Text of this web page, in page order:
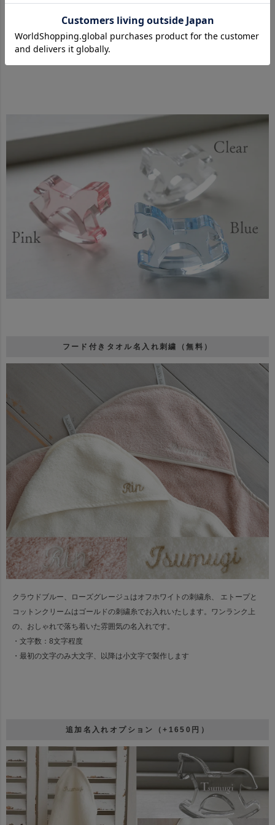
柔らかな光を含んだような、やさしいクリームカラー。どんな色とも合わせ
やすく、清潔感のあるナチュラルな印象です。
フード付きタオル名入れ刺繍（無料）
クラウドブルー、ローズグレージュはオフホワイトの刺繍糸、
エトープと
コットンクリームはゴールドの刺繍糸でお入れいたします。 ワンランク上
の、おしゃれで落ち着いた雰囲気の名入れです。
・文字数：8文字程度
・最初の文字のみ大文字、以降は小文字で製作します
追加名入れオプション（+1650円）